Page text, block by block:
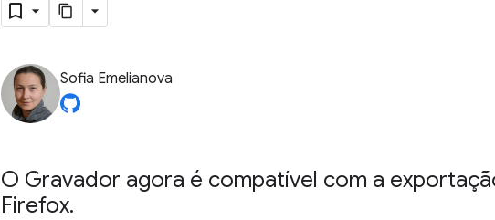
Sofia Emelianova
O Gravador agora é compatível com a
Firefox.